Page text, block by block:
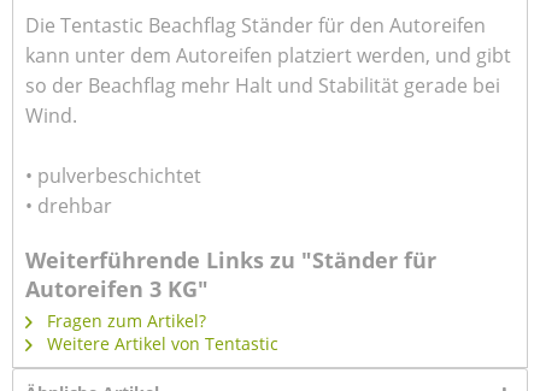
Die Tentastic Beachflag Ständer für den Autoreifen
kann unter dem Autoreifen platziert werden, und gibt
so der Beachflag mehr Halt und Stabilität gerade bei
Wind.
• pulverbeschichtet
• drehbar
Weiterführende Links zu "Ständer für
Autoreifen 3 KG"
Fragen zum Artikel?
Weitere Artikel von Tentastic